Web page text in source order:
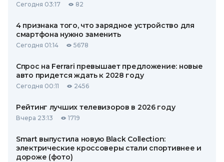
Сегодня 03:17 82
4 признака того, что зарядное устройство для
смартфона нужно заменить
Сегодня 01:14 5678
Спрос на Ferrari превышает предложение: новые
авто придется ждать к 2028 году
Сегодня 00:11 2456
Рейтинг лучших телевизоров в 2026 году
Вчера 23:13 1719
Smart выпустила новую Black Collection:
электрические кроссоверы стали спортивнее и
дороже (фото)